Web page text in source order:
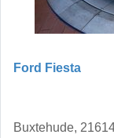
Ford Fiesta
Buxtehude,